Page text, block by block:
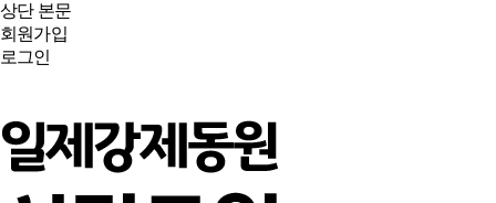
상단 본문
회원가입
로그인